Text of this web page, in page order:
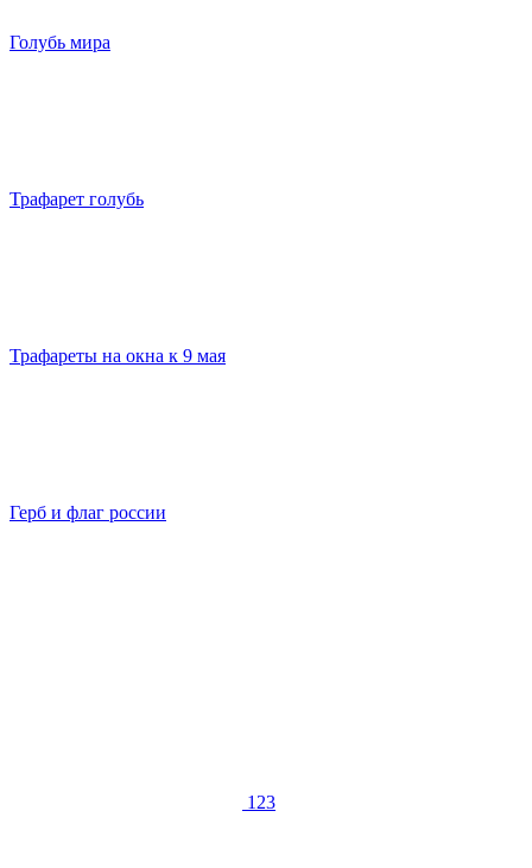
Голубь мира
Трафарет голубь
Трафареты на окна к 9 мая
Герб и флаг россии
123